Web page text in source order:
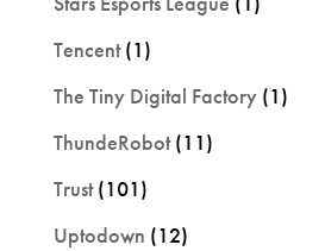
Tencent(1)
The Tiny Digital Factory(1)
ThundeRobot(11)
Trust(101)
Uptodown (12)